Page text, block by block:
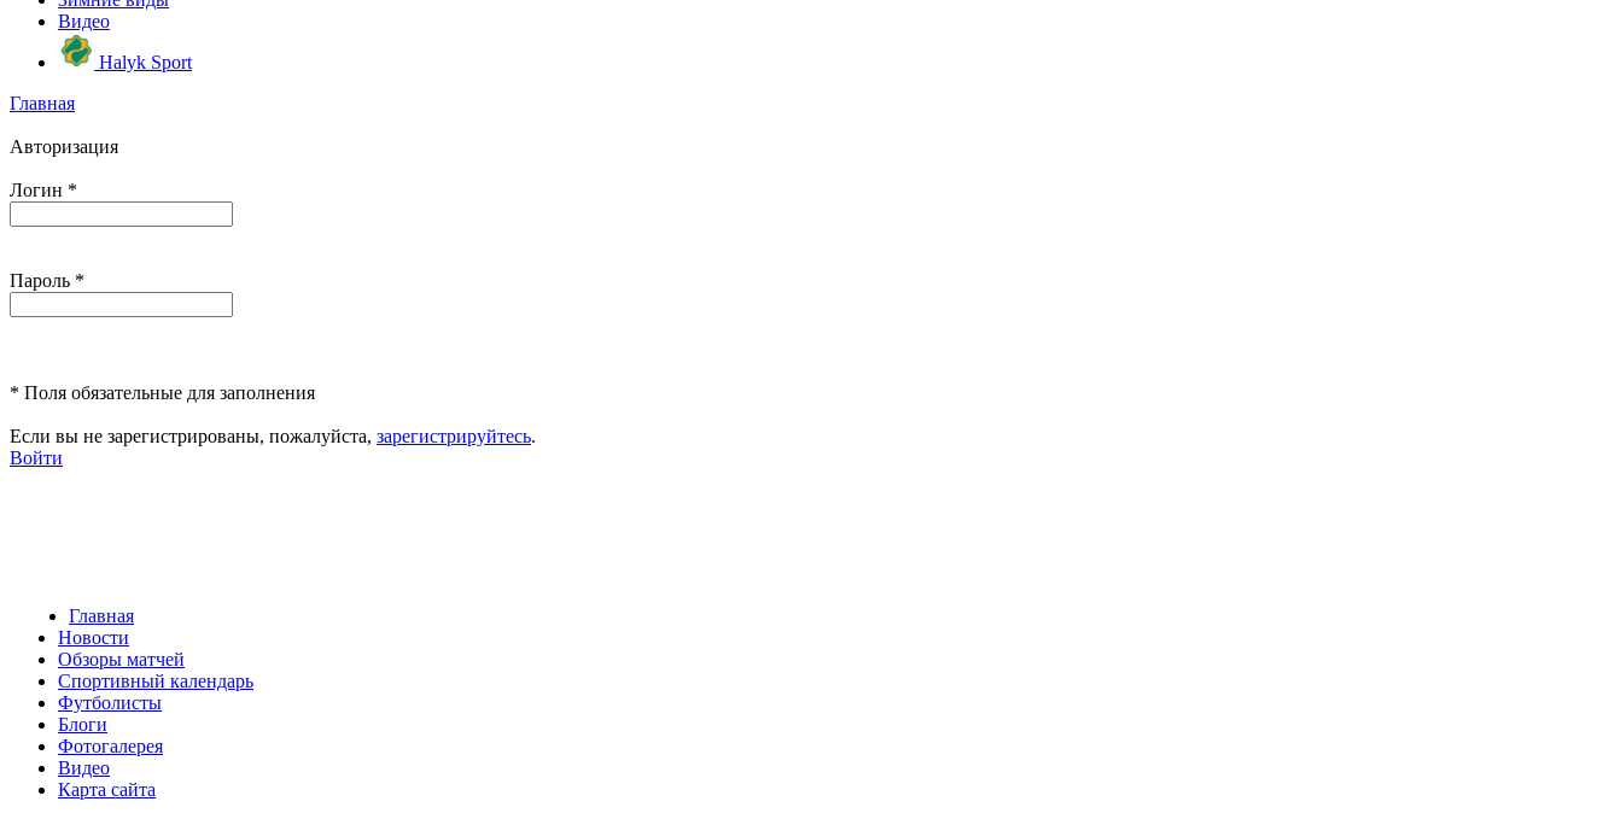
Видео
Halyk Sport
Главная
Авторизация
Логин *
Пароль *
* Поля обязательные для заполнения
Если вы не зарегистрированы, пожалуйста, зарегистрируйтесь.
Войти
Главная
Новости
Обзоры матчей
Спортивный календарь
Футболисты
Блоги
Фотогалерея
Видео
Карта сайта